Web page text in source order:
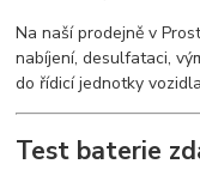
Na naší prodejně v
nabíjení, desulfataci,
do řídicí jednotky
Test baterie